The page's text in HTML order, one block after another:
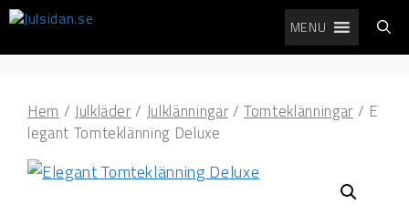
Hoppa
innehåll
MENU
Hem / Julkläder / Julklänningar /Tomteklänningar / E
legant Tomteklänning Deluxe